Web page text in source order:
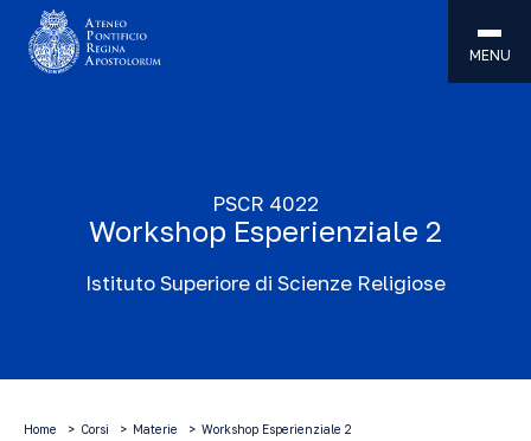
MENU
PSCR 4022
Workshop Esperienziale 2
Istituto Superiore di Scienze Religiose
Home Corsi Materie Workshop Esperienziale 2